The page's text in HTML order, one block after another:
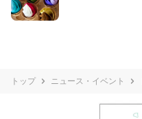
トップ ニュース・イベント